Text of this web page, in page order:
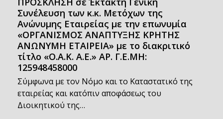
Συνέλευση των κ.κ. Μετόχων της
Ανώνυμης Εταιρείας με την επωνυμία
«ΟΡΓΑΝΙΣΜΟΣ ΑΝΑΠΤΥΞΗΣ ΚΡΗΤΗΣ
ΑΝΩΝΥΜΗ ΕΤΑΙΡΕΙΑ» με το διακριτικό
τίτλο «Ο.Α.Κ. Α.Ε.» ΑΡ. Γ.Ε.ΜΗ:
125948458000
Σύμφωνα με τον Νόμο και το Καταστατικό της
εταιρείας και κατόπιν αποφάσεως του
Διοικητικού της…